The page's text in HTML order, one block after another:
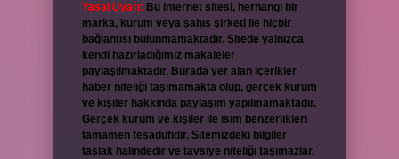
Yasal Uyarı: Bu internet sitesi, herhangi bir
marka, kurum veya şahıs şirketi ile hiçbir
bağlantısı bulunmamaktadır. Sitede yalnızca
kendi hazırladığımız makaleler
paylaşılmaktadır. Burada yer alan içerikler
haber niteliği taşımamakta olup, gerçek kurum
ve kişiler hakkında paylaşım yapılmamaktadır.
Gerçek kurum ve kişiler ile isim benzerlikleri
tamamen tesadüfidir. Sitemizdeki bilgiler
taslak halindedir ve tavsiye niteliği taşımazlar.